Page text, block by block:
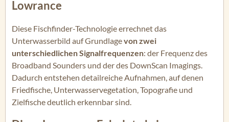
Lowrance
Diese Fischfinder-Technologie errechnet das
Unterwasserbild auf Grundlagevon zwei
unterschiedlichen Signalfrequenzen: der Frequenz des
Broadband Sounders und der des DownScan Imagings.
Dadurch entstehen detailreiche Aufnahmen, auf denen
Friedfische, Unterwasservegetation, Topografie und
Zielfische deutlich erkennbar sind.